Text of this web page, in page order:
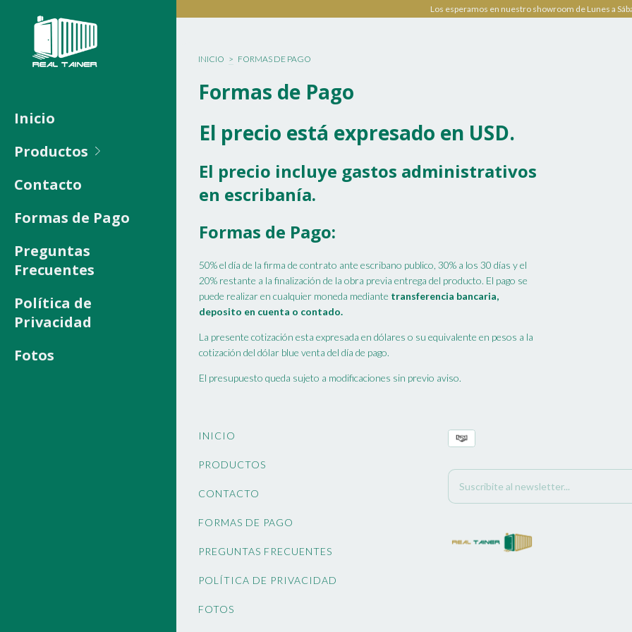
Inicio
Productos
Contacto
Formas de Pago
Preguntas
Frecuentes
Política de
Privacidad
Fotos
Los esperamos en nuestro showroom de Lunes a
INICIO > FORMAS DE PAGO
Formas de Pago
El precio está expresado en USD.
El precio incluye gastos administrativos
en escribanía.
Formas de Pago:
50% el día de la firma de contrato ante escribano publico, 30% a los 30 días y el
20% restante a la finalización de la obra previa entrega del producto. El pago se
puede realizar en cualquier moneda mediante transferencia bancaria,
deposito en cuenta o contado.
La presente cotización esta expresada en dólares o su equivalente en pesos a la
cotización del dólar blue venta del día de pago.
El presupuesto queda sujeto a modificaciones sin previo aviso.
INICIO
PRODUCTOS
CONTACTO
FORMAS DE PAGO
PREGUNTAS FRECUENTES
POLÍTICA DE PRIVACIDAD
FOTOS